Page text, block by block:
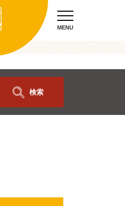
MENU
検索